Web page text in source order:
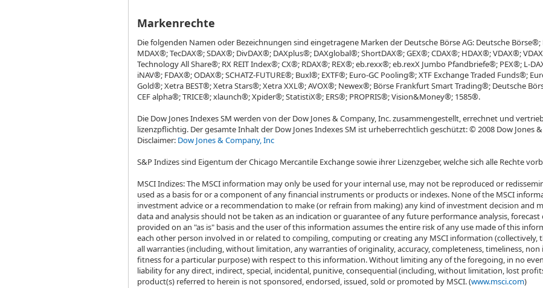
Markenrechte
Die folgenden Namen oder Bezeichnungen sind eingetragene Marken der Deutsche Börse AG: Deutsche
MDAX®; TecDAX®; SDAX®; DivDAX®; DAXplus®; DAXglobal®; ShortDAX®; GEX®; CDAX®; HDAX®; VDAX®;
Technology All Share®; RX REIT Index®; CX®; RDAX®; REX®; eb.rexx®; eb.rexX Jumbo Pfandbriefe®; PEX®; L-
iNAV®; FDAX®; ODAX®; SCHATZ-FUTURE®; Buxl®; EXTF®; Euro-GC Pooling®; XTF Exchange Traded Funds®;
Gold®; Xetra BEST®; Xetra Stars®; Xetra XXL®; AVOX®; Newex®; Börse Frankfurt Smart Trading®; Deutsche
CEF alpha®; TRICE®; xlaunch®; Xpider®; StatistiX®; ERS®; PROPRIS®; Vision&Money®; 1585®.
Die Dow Jones Indexes SM werden von der Dow Jones & Company, Inc. zusammengestellt, errechnet und
lizenzpflichtig. Der gesamte Inhalt der Dow Jones Indexes SM ist urheberrechtlich geschützt: © 2008 Dow Jones
Disclaimer: Dow Jones & Company, Inc
S&P Indizes sind Eigentum der Chicago Mercantile Exchange sowie ihrer Lizenzgeber, welche sich alle Rechte
MSCI Indizes: The MSCI information may only be used for your internal use, may not be reproduced or
used as a basis for or a component of any financial instruments or products or indexes. None of the MSCI
investment advice or a recommendation to make (or refrain from making) any kind of investment decision and
data and analysis should not be taken as an indication or guarantee of any future performance analysis,
provided on an "as is" basis and the user of this information assumes the entire risk of any use made of this
each other person involved in or related to compiling, computing or creating any MSCI information (collectively,
all warranties (including, without limitation, any warranties of originality, accuracy, completeness, timeliness,
fitness for a particular purpose) with respect to this information. Without limiting any of the foregoing, in no
liability for any direct, indirect, special, incidental, punitive, consequential (including, without limitation, lost
product(s) referred to herein is not sponsored, endorsed, issued, sold or promoted by MSCI. (www.msci.com)